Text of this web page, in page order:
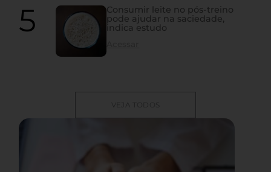
Consumir leite no pós-treino
pode ajudar na saciedade,
indica estudo
VEJA TODOS